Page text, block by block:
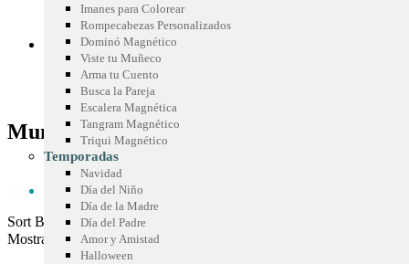
Imanes para Colorear
Rompecabezas Personalizados
Dominó Magnético
Viste tu Muñeco
Arma tu Cuento
Busca la Pareja
Escalera Magnética
Tangram Magnético
Triqui Magnético
Temporadas
Navidad
Día del Niño
Día de la Madre
Día del Padre
Amor y Amistad
Halloween
BLOG
Mundial
HOME
MUNDIAL
Sort By:
Mostrar: